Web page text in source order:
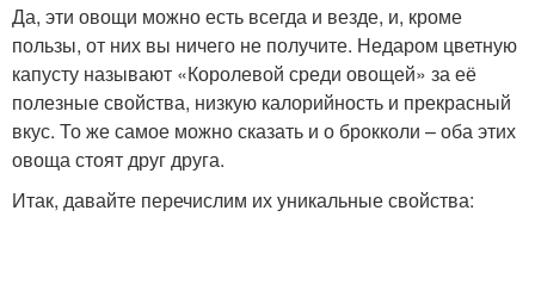
Да, эти овощи можно есть всегда и везде, и, кроме
пользы, от них вы ничего не получите. Недаром цветную
капусту называют «Королевой среди овощей» за её
полезные свойства, низкую калорийность и прекрасный
вкус. То же самое можно сказать и о брокколи – оба этих
овоща стоят друг друга.
Итак, давайте перечислим их уникальные свойства: